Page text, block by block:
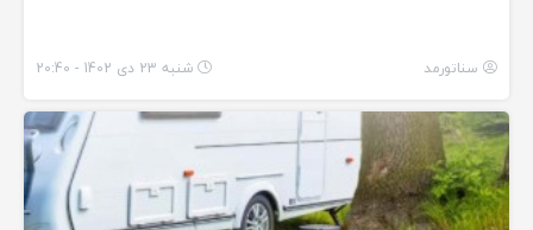
سناتورمد شنبه 23 دی 1402 - 20:40